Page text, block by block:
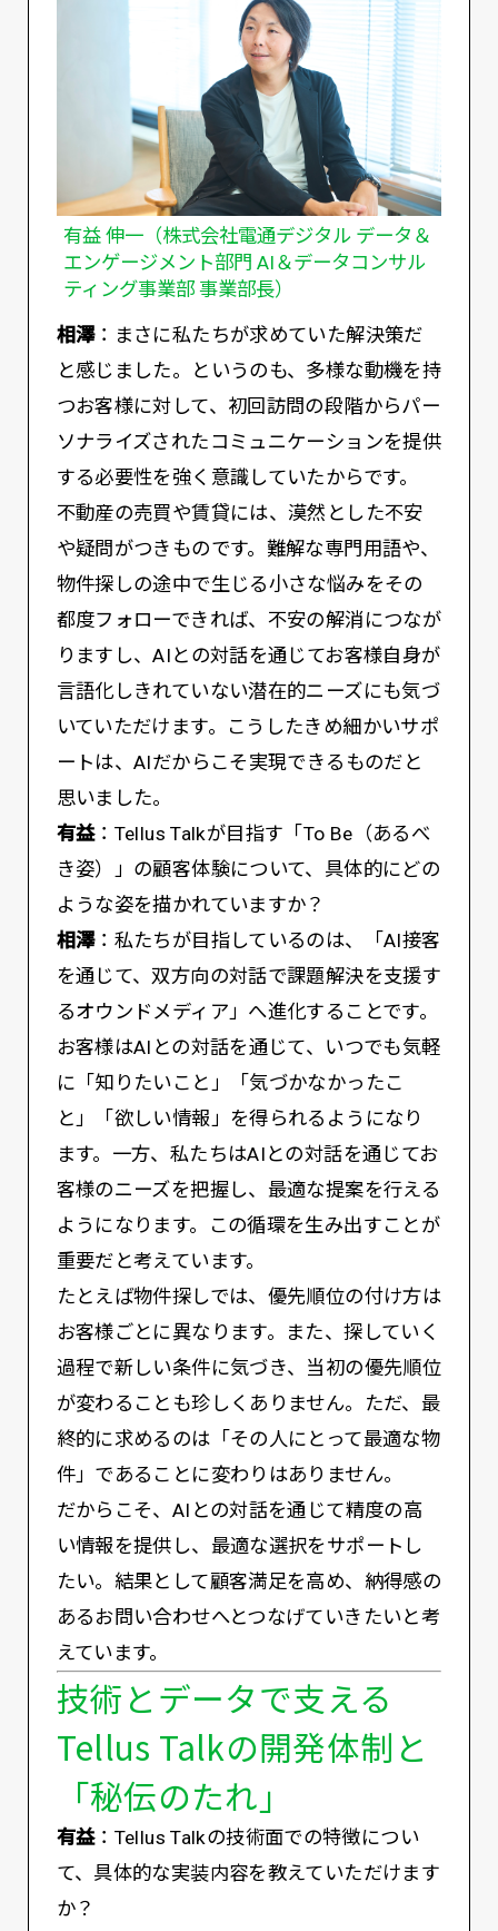
有益 伸一（株式会社電通デジタル データ＆
エンゲージメント部門 AI＆データコンサル
ティング事業部 事業部長）
相澤：まさに私たちが求めていた解決策だ
と感じました。というのも、多様な動機を持
つお客様に対して、初回訪問の段階からパー
ソナライズされたコミュニケーションを提供
する必要性を強く意識していたからです。
不動産の売買や賃貸には、漠然とした不安
や疑問がつきものです。難解な専門用語や、
物件探しの途中で生じる小さな悩みをその
都度フォローできれば、不安の解消につなが
りますし、AIとの対話を通じてお客様自身が
言語化しきれていない潜在的ニーズにも気づ
いていただけます。こうしたきめ細かいサポ
ートは、AIだからこそ実現できるものだと
思いました。
有益：Tellus Talkが目指す「To Be（あるべ
き姿）」の顧客体験について、具体的にどの
ような姿を描かれていますか？
相澤：私たちが目指しているのは、「AI接客
を通じて、双方向の対話で課題解決を支援す
るオウンドメディア」へ進化することです。
お客様はAIとの対話を通じて、いつでも気軽
に「知りたいこと」「気づかなかったこ
と」「欲しい情報」を得られるようになり
ます。一方、私たちはAIとの対話を通じてお
客様のニーズを把握し、最適な提案を行える
ようになります。この循環を生み出すことが
重要だと考えています。
たとえば物件探しでは、優先順位の付け方は
お客様ごとに異なります。また、探していく
過程で新しい条件に気づき、当初の優先順位
が変わることも珍しくありません。ただ、最
終的に求めるのは「その人にとって最適な物
件」であることに変わりはありません。
だからこそ、AIとの対話を通じて精度の高
い情報を提供し、最適な選択をサポートし
たい。結果として顧客満足を高め、納得感の
あるお問い合わせへとつなげていきたいと考
えています。
技術とデータで支える
Tellus Talkの開発体制と
「秘伝のたれ」
有益：Tellus Talkの技術面での特徴につい
て、具体的な実装内容を教えていただけます
か？